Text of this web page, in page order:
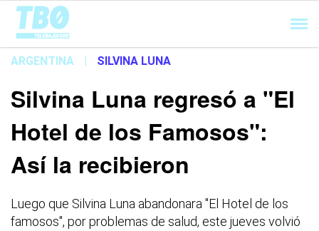
Cargando...
ARGENTINA | SILVINA LUNA
Silvina Luna regresó a "El
Hotel de los Famosos":
Así la recibieron
Luego que Silvina Luna abandonara "El Hotel de los
famosos", por problemas de salud, este jueves volvió